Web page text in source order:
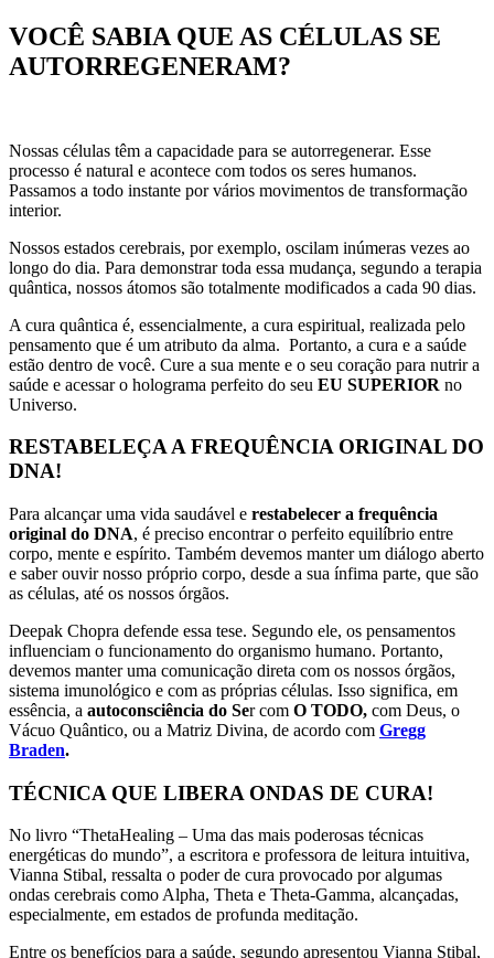
VOCÊ SABIA QUE AS CÉLULAS SE
AUTORREGENERAM?
Nossas células têm a capacidade para se autorregenerar. Esse
processo é natural e acontece com todos os seres humanos.
Passamos a todo instante por vários movimentos de transformação
interior.
Nossos estados cerebrais, por exemplo, oscilam inúmeras vezes ao
longo do dia. Para demonstrar toda essa mudança, segundo a terapia
quântica, nossos átomos são totalmente modificados a cada 90 dias.
A cura quântica é, essencialmente, a cura espiritual, realizada pelo
pensamento que é um atributo da alma. Portanto, a cura e a saúde
estão dentro de você. Cure a sua mente e o seu coração para nutrir a
saúde e acessar o holograma perfeito do seu EU SUPERIOR no
Universo.
RESTABELEÇA A FREQUÊNCIA ORIGINAL DO
DNA!
Para alcançar uma vida saudável e restabelecer a frequência
original do DNA, é preciso encontrar o perfeito equilíbrio entre
corpo, mente e espírito. Também devemos manter um diálogo aberto
e saber ouvir nosso próprio corpo, desde a sua ínfima parte, que são
as células, até os nossos órgãos.
Deepak Chopra defende essa tese. Segundo ele, os pensamentos
influenciam o funcionamento do organismo humano. Portanto,
devemos manter uma comunicação direta com os nossos órgãos,
sistema imunológico e com as próprias células. Isso significa, em
essência, a autoconsciência do Ser com O TODO, com Deus, o
Vácuo Quântico, ou a Matriz Divina, de acordo com Gregg
Braden.
TÉCNICA QUE LIBERA ONDAS DE CURA!
No livro “ThetaHealing – Uma das mais poderosas técnicas
energéticas do mundo”, a escritora e professora de leitura intuitiva,
Vianna Stibal, ressalta o poder de cura provocado por algumas
ondas cerebrais como Alpha, Theta e Theta-Gamma, alcançadas,
especialmente, em estados de profunda meditação.
Entre os benefícios para a saúde, segundo apresentou Vianna Stibal,